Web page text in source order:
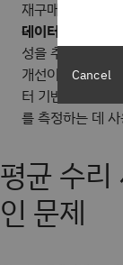
재구매 및 긍정적
데이터 기반 의사
성을 추적할 수
개선이 필요한 영
터 기반 의사 결
를 측정하는 데
평균 수리
인 문제
Cancel